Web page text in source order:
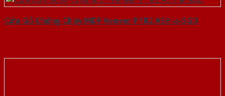
Cửa Gỗ Chống Cháy MDF Veneer P1R2 ASH-a-SGD